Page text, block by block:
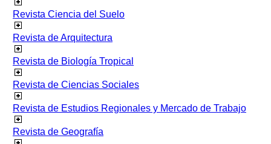
Revista Ciencia del Suelo
Revista de Arquitectura
Revista de Biología Tropical
Revista de Ciencias Sociales
Revista de Estudios Regionales y Mercado de Trabajo
Revista de Geografía